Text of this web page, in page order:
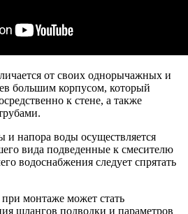
от своих однорычажных и
большим корпусом, который
к стене, а также
и напора воды осуществляется
вида подведенные к смесителю
водоснабжения следует спрятать
монтаже может стать
шлангов подводки и параметров